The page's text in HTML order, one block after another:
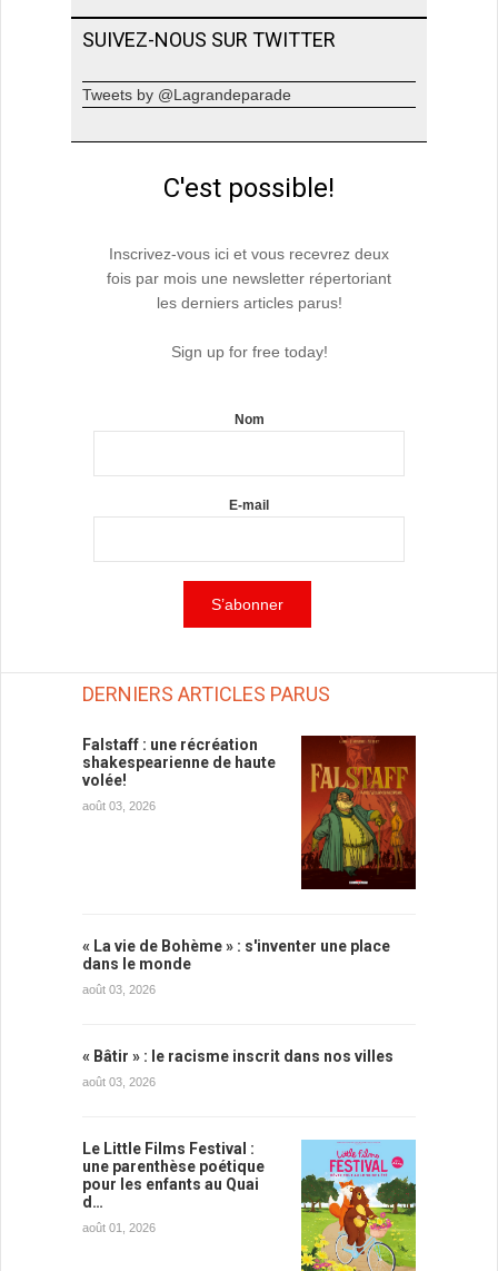
SUIVEZ-NOUS SUR TWITTER
Tweets by @Lagrandeparade
C'est possible!
Inscrivez-vous ici et vous recevrez deux
fois par mois une newsletter répertoriant
les derniers articles parus!
Sign up for free today!
Nom
E-mail
DERNIERS ARTICLES PARUS
Falstaff : une récréation
shakespearienne de haute
volée!
août 03, 2026
« La vie de Bohème » : s'inventer une place
dans le monde
août 03, 2026
« Bâtir » : le racisme inscrit dans nos villes
août 03, 2026
Le Little Films Festival :
une parenthèse poétique
pour les enfants au Quai
d…
août 01, 2026